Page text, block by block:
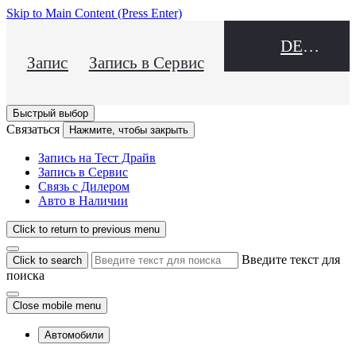
Skip to Main Content (Press Enter)
Запись на Тест Драйв
Запись в Сервис
DEALER NAME
Быстрый выбор
Связаться Нажмите, чтобы закрыть
Запись на Тест Драйв
Запись в Сервис
Связь с Дилером
Авто в Наличии
Click to return to previous menu
Click to search
Введите текст для
поиска
Close mobile menu
Автомобили